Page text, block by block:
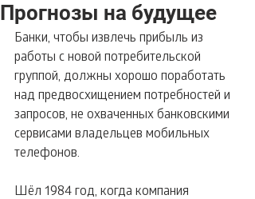
Прогнозы на будущее
Банки, чтобы извлечь прибыль из
работы с новой потребительской
группой, должны хорошо поработать
над предвосхищением потребностей и
запросов, не охваченных банковскими
сервисами владельцев мобильных
телефонов.
Шёл 1984 год, когда компания